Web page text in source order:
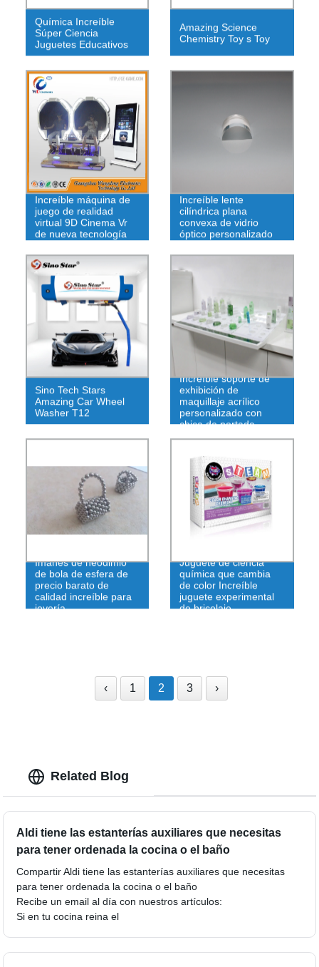
Química Increíble
Súper Ciencia
Juguetes Educativos
Amazing Science
Chemistry Toy s Toy
Increíble máquina de
juego de realidad
virtual 9D Cinema Vr
de nueva tecnología
Increíble lente
cilíndrica plana
convexa de vidrio
óptico personalizado
Sino Tech Stars
Amazing Car Wheel
Washer T12
Increíble soporte de
exhibición de
maquillaje acrílico
personalizado con
chica de portada
Imanes de neodimio
de bola de esfera de
precio barato de
calidad increíble para
joyería
Juguete de ciencia
química que cambia
de color Increíble
juguete experimental
de bricolaje
‹ 1 2 3 ›
Related Blog
Aldi tiene las estanterías auxiliares que necesitas
para tener ordenada la cocina o el baño
Compartir Aldi tiene las estanterías auxiliares que necesitas
para tener ordenada la cocina o el baño
Recibe un email al día con nuestros artículos:
Si en tu cocina reina el